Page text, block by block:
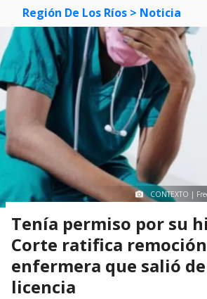
Región De Los Ríos > Noticia
CONTEXTO |
Tenía permiso por su
Corte ratifica
enfermera que salió
licencia